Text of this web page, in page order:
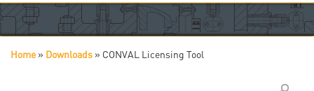
Sie sind hier
Home » Downloads » CONVAL Licensing Tool